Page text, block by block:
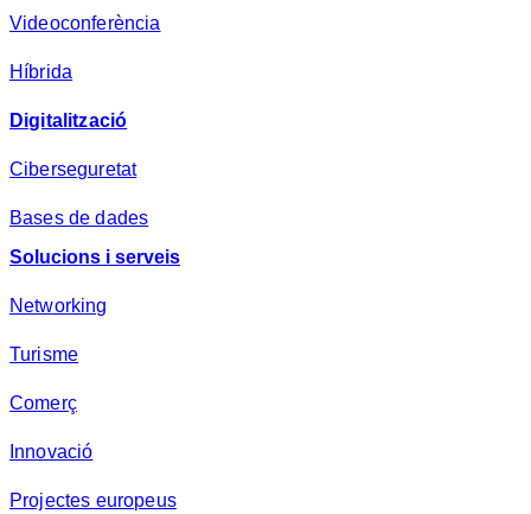
a
Videoconferència
Híbrida
Digitalització
Ciberseguretat
Bases de dades
Solucions i serveis
Networking
Turisme
Comerç
Innovació
Projectes europeus